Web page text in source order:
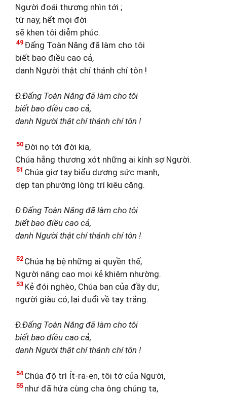
Người đoái thương nhìn tới ;
từ nay, hết mọi đời
sẽ khen tôi diễm phúc.
49 Đấng Toàn Năng đã làm cho tôi
biết bao điều cao cả,
danh Người thật chí thánh chí tôn !
Đ.Đấng Toàn Năng đã làm cho tôi
biết bao điều cao cả,
danh Người thật chí thánh chí tôn !
50 Đời nọ tới đời kia,
Chúa hằng thương xót những ai kính sợ Người.
51 Chúa giơ tay biểu dương sức mạnh,
dẹp tan phường lòng trí kiêu căng.
Đ.Đấng Toàn Năng đã làm cho tôi
biết bao điều cao cả,
danh Người thật chí thánh chí tôn !
52 Chúa hạ bệ những ai quyền thế,
Người nâng cao mọi kẻ khiêm nhường.
53 Kẻ đói nghèo, Chúa ban của đầy dư,
người giàu có, lại đuổi về tay trắng.
Đ.Đấng Toàn Năng đã làm cho tôi
biết bao điều cao cả,
danh Người thật chí thánh chí tôn !
54 Chúa độ trì Ít-ra-en, tôi tớ của Người,
55 như đã hứa cùng cha ông chúng ta,